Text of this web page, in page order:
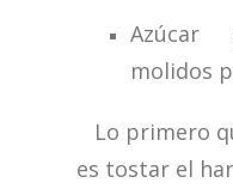
Azúcar
molidos
Lo primero
es tostar el